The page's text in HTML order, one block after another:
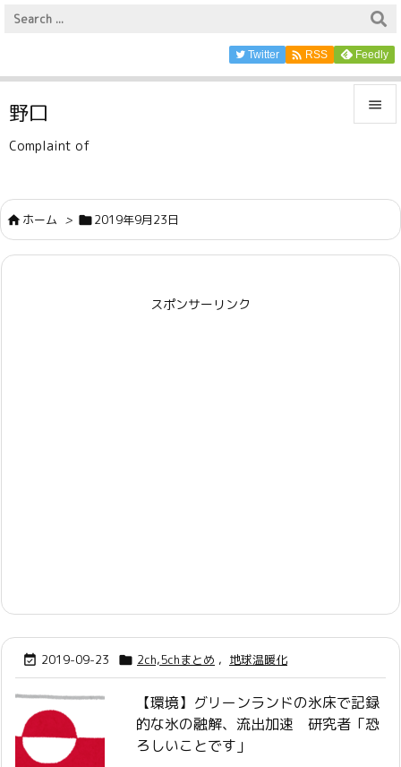

サイド

前へ
Twitter  RSS Feedly
野口
Complaint of
ホーム > 2019年9月23日
スポンサーリンク
 2019-09-23  2ch,5chまとめ , 地球温暖化
【環境】グリーンランドの氷床で記録
的な氷の融解、流出加速 研究者「恐
ろしいことです」